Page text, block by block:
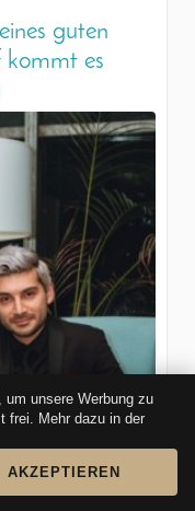
guten
es
unsere Werbung zu
frei. Mehr dazu in der
AKZEPTIEREN